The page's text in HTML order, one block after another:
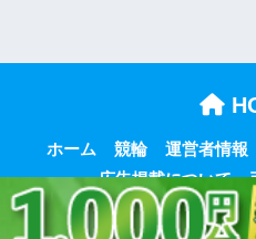
ホーム 競輪 運営者情報
広告掲載について
プライバシ